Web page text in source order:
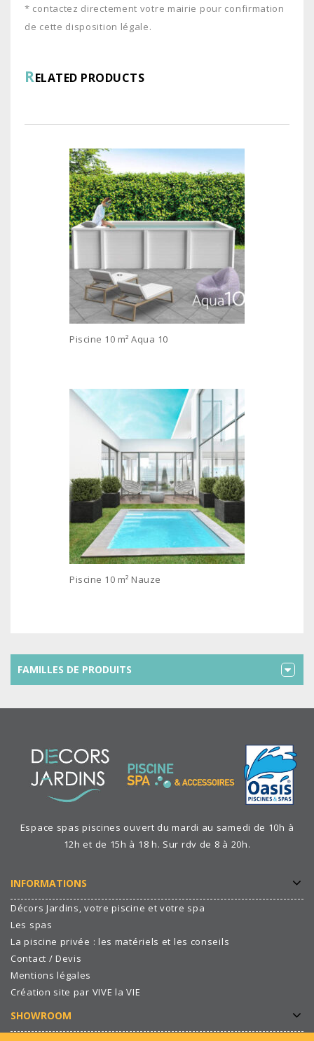
* contactez directement votre mairie pour confirmation
de cette disposition légale.
RELATED PRODUCTS
Piscine 10 m² Aqua 10
Piscine 10 m² Nauze
FAMILLES DE PRODUITS
Espace spas piscines ouvert du mardi au samedi de 10h à
12h et de 15h à 18 h. Sur rdv de 8 à 20h.
INFORMATIONS
Décors Jardins, votre piscine et votre spa
Les spas
La piscine privée : les matériels et les conseils
Contact / Devis
Mentions légales
Création site par VIVE la VIE
SHOWROOM